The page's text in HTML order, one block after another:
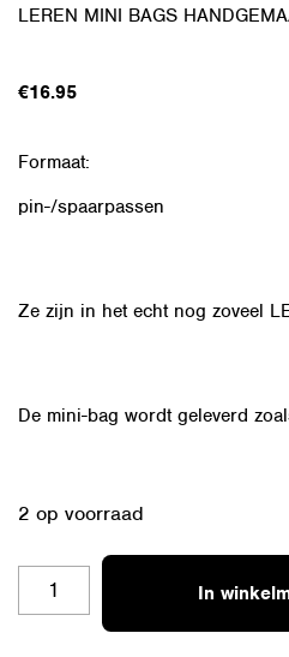
LEREN MINI BAGS
€16.95
Formaat:
pin-/spaarpassen
Ze zijn in het echt nog zoveel
De mini-bag wordt geleverd
2 op voorraad
In